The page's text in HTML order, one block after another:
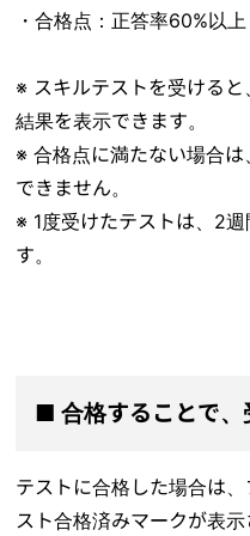
・合格点：正答率60%以上
※ スキルテストを受ける
結果を表示できます。
※ 合格点に満たない場合
できません。
※ 1度受けたテストは、2
す。
■ 合格することで、
テストに合格した場合は
スト合格済みマークが表